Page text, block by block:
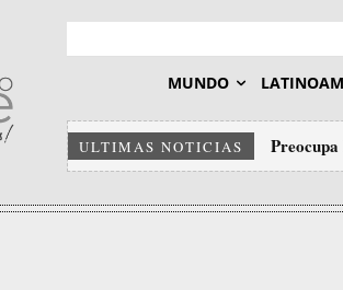
MUNDO
ULTIMAS NOTICIAS